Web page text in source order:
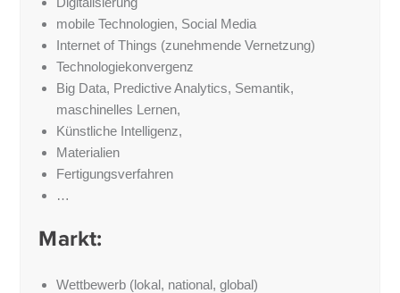
mobile Technologien, Social Media
Internet of Things (zunehmende Vernetzung)
Technologiekonvergenz
Big Data, Predictive Analytics, Semantik,
maschinelles Lernen,
Künstliche Intelligenz,
Materialien
Fertigungsverfahren
…
Markt:
Wettbewerb (lokal, national, global)